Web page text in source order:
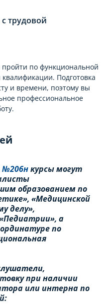
трудовой
по функциональной
Подготовка
и времени, поэтому вы
профессиональное
№206нкурсы могут
образованием по
«Медицинской
делу»,
а
по
при наличии
или интерна по